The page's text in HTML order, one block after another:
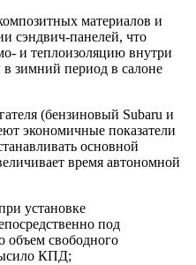
материалов и
сэндвич-панелей, что
и теплоизоляцию внутри
зимний период в салоне
(бензиновый Subaru и
экономичные показатели
основной
время автономной
установке
под
объем свободного
КПД;